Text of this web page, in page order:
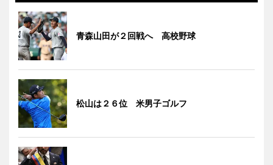
青森山田が２回戦へ 高校野球
松山は２６位 米男子ゴルフ